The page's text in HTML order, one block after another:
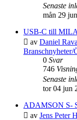
Senaste
mån 29
USB-C till
av Daniel
Branschnyheter/
0 Svar
746
Senaste
tor 04 jun
ADAMSON S-
av Jens Peter